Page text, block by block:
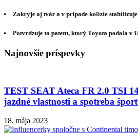
Zakryje aj tvár a v prípade kolízie
Potvrdzuje to patent, ktorý Toyota podala v
Najnovšie príspevky
TEST SEAT Ateca FR 2.0 TSI
jazdné vlastnosti a spotreba
18. mája 2023